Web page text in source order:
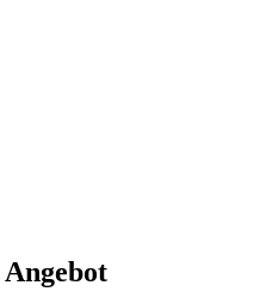
Angebot